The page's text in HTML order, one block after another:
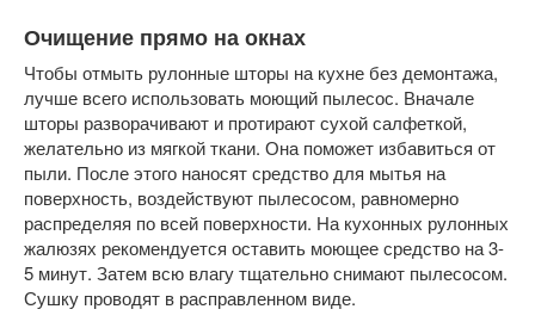
Очищение прямо на окнах
Чтобы отмыть рулонные шторы на кухне без демонтажа,
лучше всего использовать моющий пылесос. Вначале
шторы разворачивают и протирают сухой салфеткой,
желательно из мягкой ткани. Она поможет избавиться от
пыли. После этого наносят средство для мытья на
поверхность, воздействуют пылесосом, равномерно
распределяя по всей поверхности. На кухонных рулонных
жалюзях рекомендуется оставить моющее средство на 3-
5 минут. Затем всю влагу тщательно снимают пылесосом.
Сушку проводят в расправленном виде.